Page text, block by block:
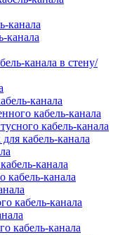
канала
канала
канала в стену/
канала
кабель-канала
кабель-канала
кабель-канала
канала
кабель-канала
кабель-канала
кабель-канала